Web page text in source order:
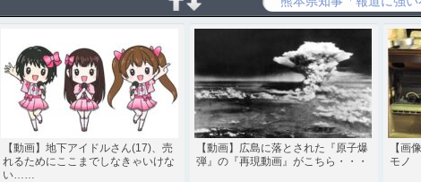
【動画】地下アイドルさん(17)、売
れるためにここまでしなきゃいけな
い……
【動画】広島に落とされた『原子爆
弾』の『再現動画』がこちら・・・
【画
モノ